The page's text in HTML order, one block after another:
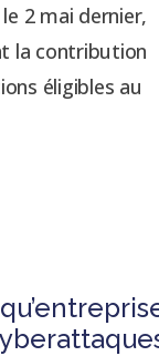
2 mai dernier,
la contribution
éligibles au